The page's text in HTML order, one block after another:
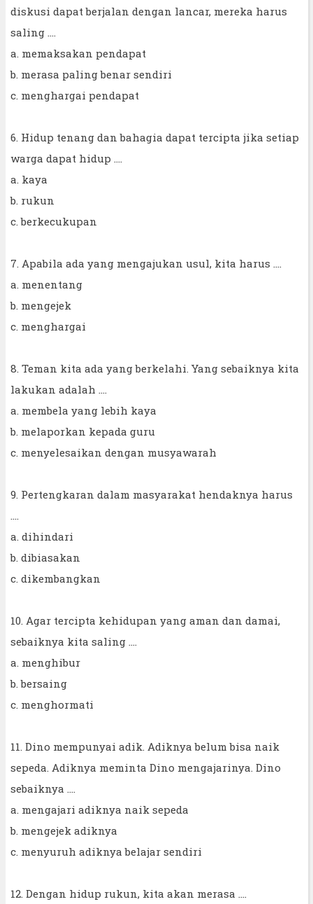
diskusi dapat berjalan dengan lancar, mereka harus
saling ....
a. memaksakan pendapat
b. merasa paling benar sendiri
c. menghargai pendapat
6. Hidup tenang dan bahagia dapat tercipta jika setiap
warga dapat hidup ....
a. kaya
b. rukun
c. berkecukupan
7. Apabila ada yang mengajukan usul, kita harus ....
a. menentang
b. mengejek
c. menghargai
8. Teman kita ada yang berkelahi. Yang sebaiknya kita
lakukan adalah ....
a. membela yang lebih kaya
b. melaporkan kepada guru
c. menyelesaikan dengan musyawarah
9. Pertengkaran dalam masyarakat hendaknya harus
a. dihindari
b. dibiasakan
c. dikembangkan
10. Agar tercipta kehidupan yang aman dan damai,
sebaiknya kita saling ....
a. menghibur
b. bersaing
c. menghormati
11. Dino mempunyai adik. Adiknya belum bisa naik
sepeda. Adiknya meminta Dino mengajarinya. Dino
sebaiknya ....
a. mengajari adiknya naik sepeda
b. mengejek adiknya
c. menyuruh adiknya belajar sendiri
12. Dengan hidup rukun, kita akan merasa ....